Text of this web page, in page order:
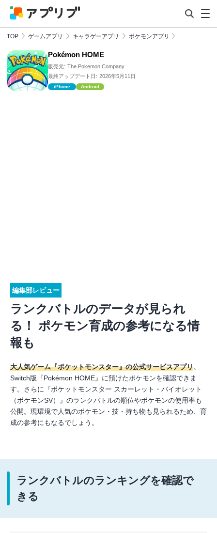
TOP ゲームアプリ キャラゲーアプリ ポケモンアプリ
Pokémon HOME
販売元: The Pokemon Company
最終アップデート日: 2026年5月11日
iPhone Android
編集部レビュー
ランクバトルのデータが見られ
る！ ポケモン育成の参考になる情
報も
大人気ゲーム『ポケットモンスター』の公式サービスアプリ。
Switch版『Pokémon HOME』に預けたポケモンを確認できま
す。さらに『ポケットモンスター スカーレット・バイオレット
（ポケモンSV）』のランクバトルの順位やポケモンの使用率も
公開。現環境で人気のポケモン・技・持ち物も見られるため、育
成の参考にもなるでしょう。
ランクバトルのランキングを確認で
きる